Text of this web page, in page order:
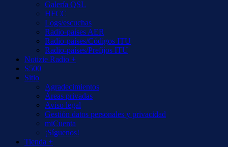
Galería QSL
HFCC
Logs/escuchas
Radio-países AER
Radio-países/Códigos ITU
Radio-países/Prefijos ITU
Notizie Radio +
S500
Sitio
Agradecimientos
Áreas privadas
Aviso legal
Gestión datos personales y privacidad
miCuenta
¡Síguenos!
Tienda +